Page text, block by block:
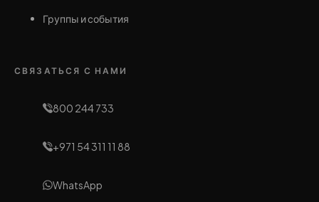
Группы и события
СВЯЗАТЬСЯ С НАМИ
800 244 733
+971 54 311 11 88
WhatsApp